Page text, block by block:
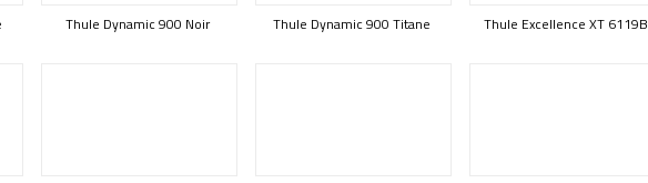
Thule Dynamic 900 Noir Thule Dynamic 900 Titane Thule Excellence XT 6119B